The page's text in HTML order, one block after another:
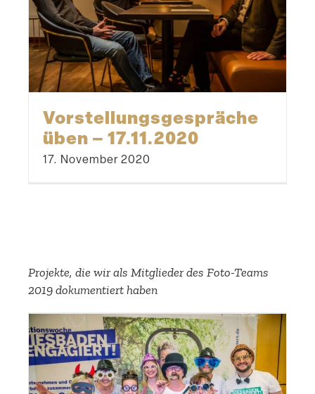
Vorstel­lungs­ge­spräche
üben – 17.11.2020
17. November 2020
Projekte, die wir als Mitglieder des Foto-Teams
2019 dokumen­tiert haben